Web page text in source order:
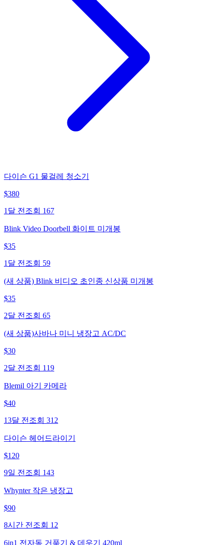
다이슨 G1 물걸레 청소기
$380
1달 전 조회 167
Blink Video Doorbell 화이트 미개봉
$35
1달 전 조회 59
(새 상품) Blink 비디오 초인종 신상품 미개봉
$35
2달 전 조회 65
(새 상품)사바나 미니 냉장고 AC/DC
$30
2달 전 조회 119
Blemil 아기 카메라
$40
13달 전 조회 312
다이슨 헤어드라이기
$120
9일 전 조회 143
Whynter 작은 냉장고
$90
8시간 전 조회 12
6in1 전자동 거품기 & 데우기 420ml